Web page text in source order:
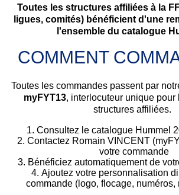
Toutes les structures affiliées à la
ligues, comités) bénéficient d'une
l'ensemble du catalogue
COMMENT
Toutes les commandes passent par
myFYT13, interlocuteur unique
structures affiliées.
Consultez le catalogue Hummel
Contactez Romain VINCENT
votre commande
Bénéficiez automatiquement de
Ajoutez votre personnalisation
commande (logo, flocage, numéros,